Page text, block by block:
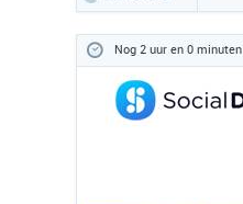
Nog 2 uur en 0 minuten